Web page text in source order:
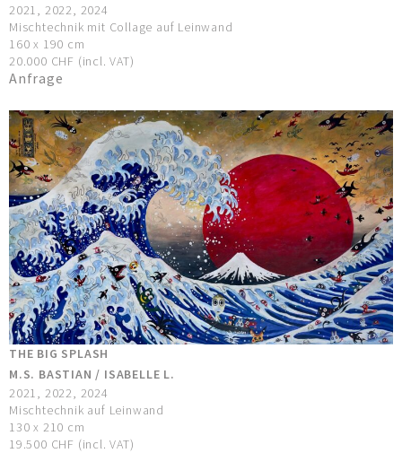
2021, 2022, 2024
Mischtechnik mit Collage auf Leinwand
160 x 190 cm
20.000 CHF (incl. VAT)
Anfrage
THE BIG SPLASH
M.S. BASTIAN / ISABELLE L.
2021, 2022, 2024
Mischtechnik auf Leinwand
130 x 210 cm
19.500 CHF (incl. VAT)